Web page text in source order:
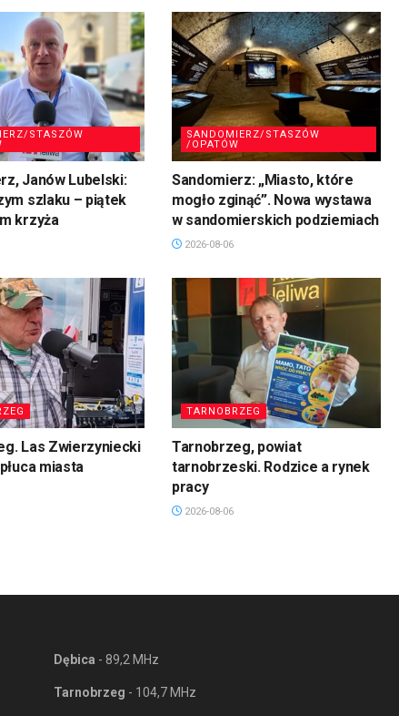
STASZÓW
Janów Lubelski:
szlaku – piątek
krzyża
SANDOMIERZ/STASZÓW
/OPATÓW
Sandomierz: „Miasto, które
mogło zginąć”. Nowa wystawa
w sandomierskich podziemiach
2026-08-06
Las Zwierzyniecki
miasta
TARNOBRZEG
Tarnobrzeg, powiat
tarnobrzeski. Rodzice a rynek
pracy
2026-08-06
Dębica - 89,2 MHz
Tarnobrzeg - 104,7 MHz